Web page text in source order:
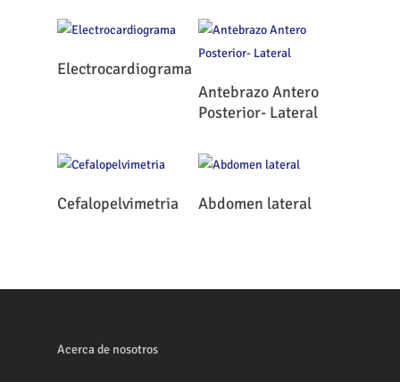
Leer Más
Electrocardiograma
Leer Más
Antebrazo Antero
Posterior- Lateral
Leer Más
Cefalopelvimetria Leer Más
Abdomen lateral
Acerca de nosotros